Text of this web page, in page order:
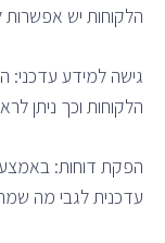
הלקוחות יש אפשרות
גישה למידע
הלקוחות וכך ניתן
הפקת דוחות:
עדכנית לגבי מה